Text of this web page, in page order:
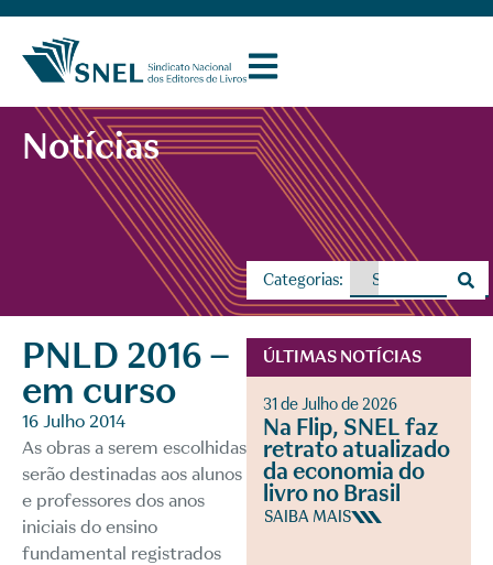
Notícias
Categorias:
PNLD 2016 –
em curso
16 Julho 2014
As obras a serem escolhidas
serão destinadas aos alunos
e professores dos anos
iniciais do ensino
fundamental registrados
ÚLTIMAS NOTÍCIAS
31 de Julho de 2026
Na Flip, SNEL faz
retrato atualizado
da economia do
livro no Brasil
SAIBA MAIS